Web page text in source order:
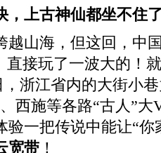
，上古神仙都坐不住
山海，但这回，中
直接玩了一波大的！
，浙江省内的大街小
西施等各路“古人”
验一把传说中能让“你
宽带 ！